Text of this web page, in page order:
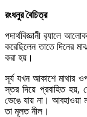
রংধনুর বৈচিত্র
পদার্থবিজ্ঞানী র‍্যালে
করেছিলেন তাতে দিনের
করা হয়।
সূর্য যখন আকাশে মাথার
স্তর দিয়ে প্রবাহিত হয়,
ভেঙে যায় না। আবহাওয়া
তা মূলত নীল।